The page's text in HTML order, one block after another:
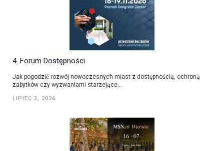
4. Forum Dostępności
Jak pogodzić rozwój nowoczesnych miast z dostępnością, ochroną
zabytków czy wyzwaniami starzejące...
LIPIEC 3, 2026